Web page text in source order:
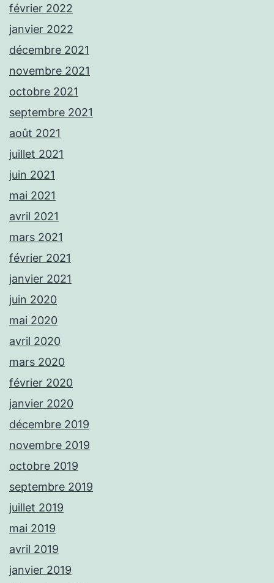
février 2022
janvier 2022
décembre 2021
novembre 2021
octobre 2021
septembre 2021
août 2021
juillet 2021
juin 2021
mai 2021
avril 2021
mars 2021
février 2021
janvier 2021
juin 2020
mai 2020
avril 2020
mars 2020
février 2020
janvier 2020
décembre 2019
novembre 2019
octobre 2019
septembre 2019
juillet 2019
mai 2019
avril 2019
janvier 2019